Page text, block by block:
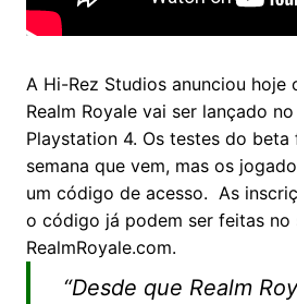
A Hi-Rez Studios anunciou hoje
Realm Royale vai ser lançado
Playstation 4. Os testes do
semana que vem, mas os
um código de acesso. As
o código já podem ser feitas no
RealmRoyale.com.
“Desde que Realm